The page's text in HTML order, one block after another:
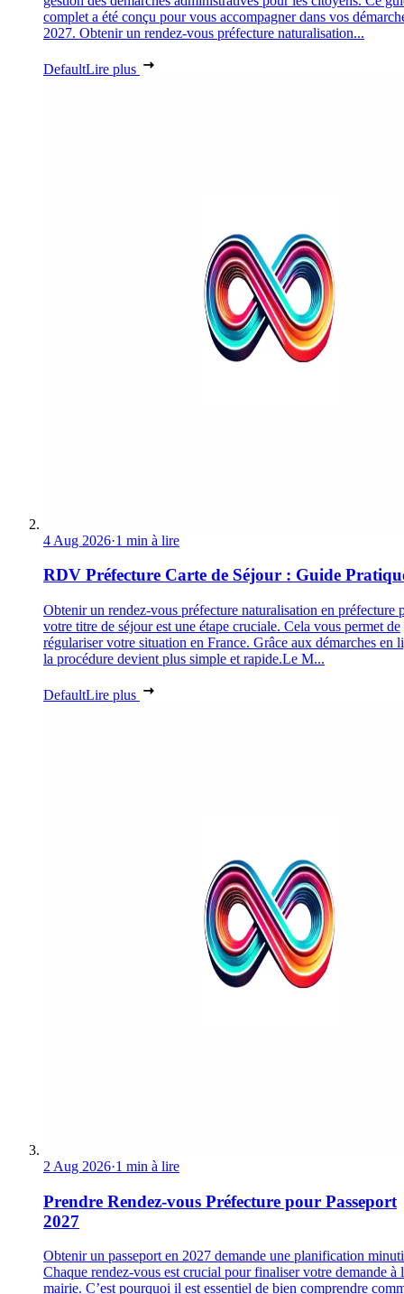
complet a été conçu pour vous accompagner dans vos
2027. Obtenir un rendez-vous préfecture naturalisation...
DefaultLire plus
4 Aug 2026·1 min à lire
RDV Préfecture Carte de Séjour : Guide
Obtenir un rendez-vous préfecture naturalisation en préfecture
votre titre de séjour est une étape cruciale. Cela vous permet de
régulariser votre situation en France. Grâce aux démarches en
la procédure devient plus simple et rapide.Le M...
DefaultLire plus
2 Aug 2026·1 min à lire
Prendre Rendez-vous Préfecture pour Passeport
2027
Obtenir un passeport en 2027 demande une planification
Chaque rendez-vous est crucial pour finaliser votre demande à
mairie. C’est pourquoi il est essentiel de bien comprendre